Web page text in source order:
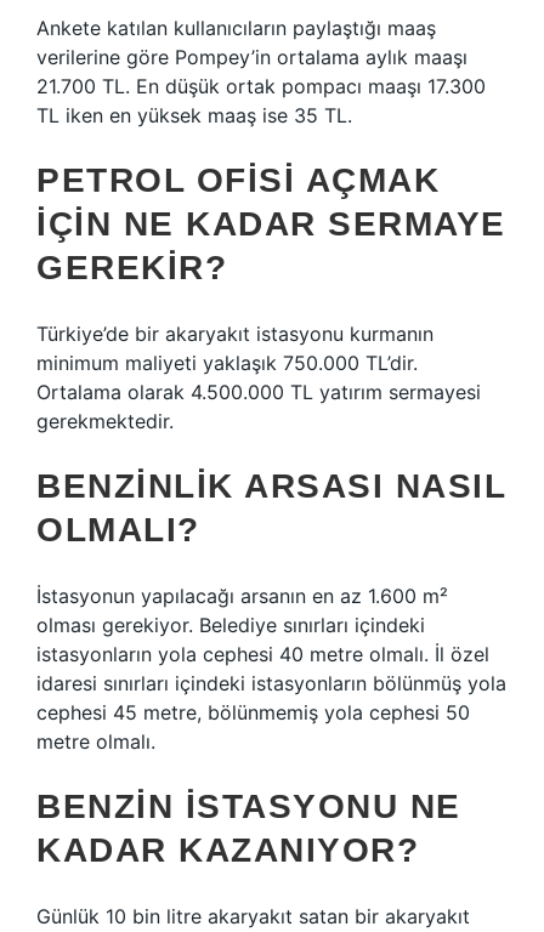
Ankete katılan kullanıcıların paylaştığı maaş
verilerine göre Pompey’in ortalama aylık maaşı
21.700 TL. En düşük ortak pompacı maaşı 17.300
TL iken en yüksek maaş ise 35 TL.
PETROL OFISI AÇMAK
İÇIN NE KADAR SERMAYE
GEREKIR?
Türkiye’de bir akaryakıt istasyonu kurmanın
minimum maliyeti yaklaşık 750.000 TL’dir.
Ortalama olarak 4.500.000 TL yatırım sermayesi
gerekmektedir.
BENZINLIK ARSASI NASIL
OLMALI?
İstasyonun yapılacağı arsanın en az 1.600 m²
olması gerekiyor. Belediye sınırları içindeki
istasyonların yola cephesi 40 metre olmalı. İl özel
idaresi sınırları içindeki istasyonların bölünmüş yola
cephesi 45 metre, bölünmemiş yola cephesi 50
metre olmalı.
BENZIN ISTASYONU NE
KADAR KAZANIYOR?
Günlük 10 bin litre akaryakıt satan bir akaryakıt